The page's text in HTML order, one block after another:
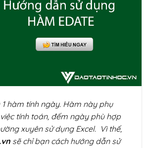
1 hàm tính ngày. Hàm này phụ
tính toán, đếm ngày phù hợp
xuyên sử dụng Excel. Vì thế,
sẽ chỉ bạn cách hướng dẫn sử